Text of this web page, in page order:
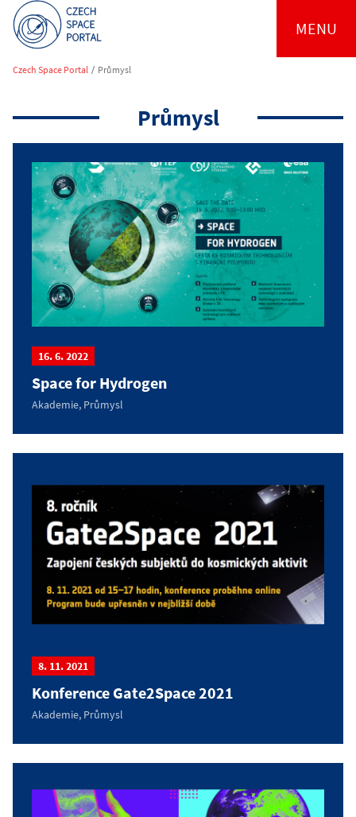
MENU
Czech Space Portal / Průmysl
Průmysl
16. 6. 2022
Space for Hydrogen
Akademie, Průmysl
8. 11. 2021
Konference Gate2Space 2021
Akademie, Průmysl